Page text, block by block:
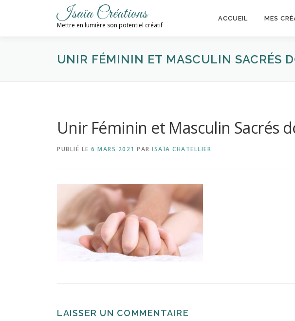
Isaïa Créations
Mettre en lumière son potentiel créatif
ACCUEIL MES
UNIR FÉMININ ET MASCULIN SACRÉS
Unir Féminin et Masculin Sacrés
PUBLIÉ LE 6 MARS 2021 PAR ISAÏA CHATELLIER
LAISSER UN COMMENTAIRE